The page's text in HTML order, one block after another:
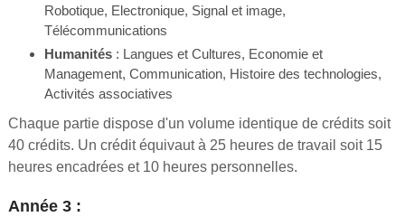
Robotique, Electronique, Signal et image,
Télécommunications
Humanités : Langues et Cultures, Economie et
Management, Communication, Histoire des technologies,
Activités associatives
Chaque partie dispose d'un volume identique de crédits soit
40 crédits. Un crédit équivaut à 25 heures de travail soit 15
heures encadrées et 10 heures personnelles.
Année 3 :